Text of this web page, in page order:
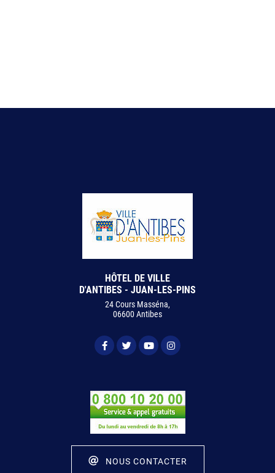
HÔTEL DE VILLE
D'ANTIBES - JUAN-LES-PINS
24 Cours Masséna,
06600 Antibes
NOUS CONTACTER